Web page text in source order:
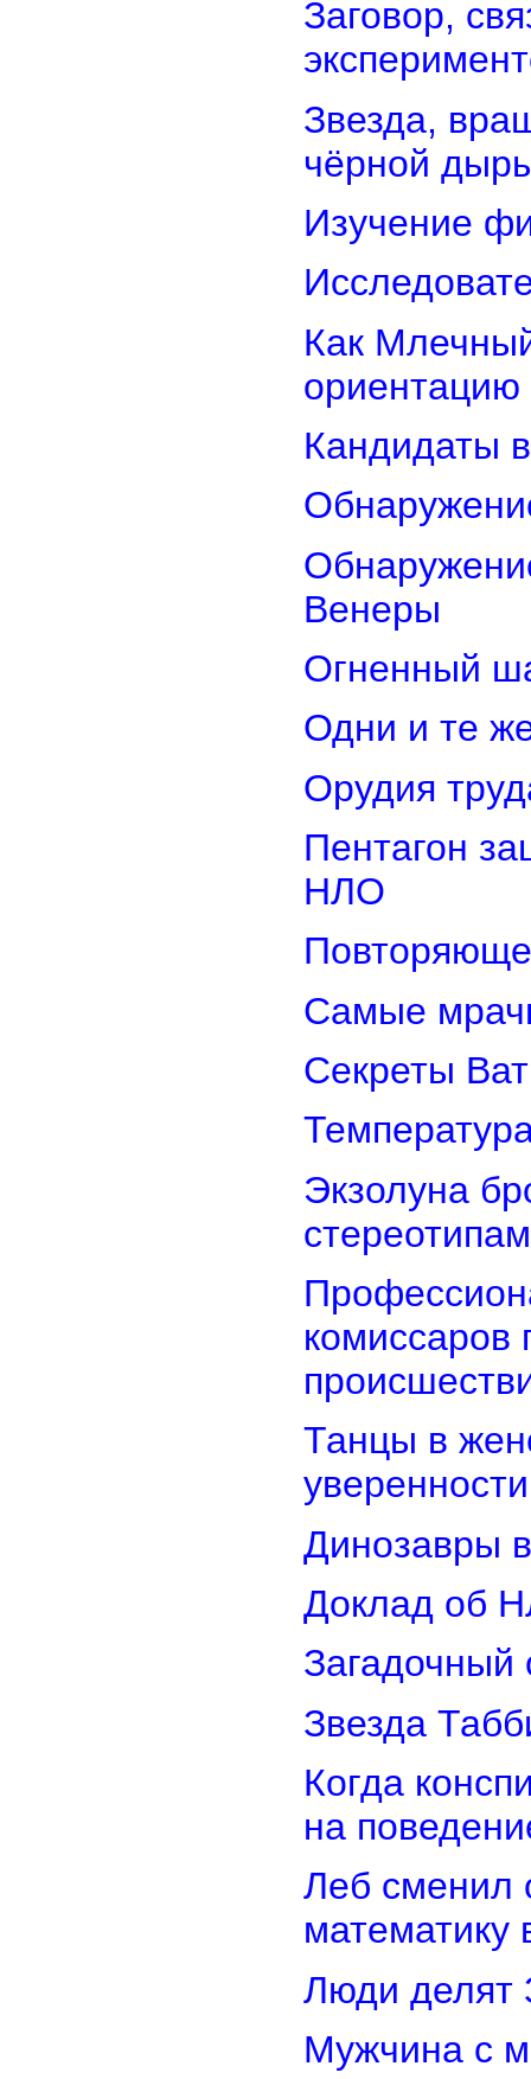
Заговор,
Звезда,
чёрной
Изучение
Как
ориентацию
Кандидаты
Венеры
Огненный
Одни и те
Орудия
Пентагон
НЛО
Самые
Секреты
Экзолуна
стереотипам
комиссаров
Танцы в
Динозавры
Доклад об
Загадочный
Звезда
Когда
на
Леб сменил
математику
Люди делят
Мужчина с